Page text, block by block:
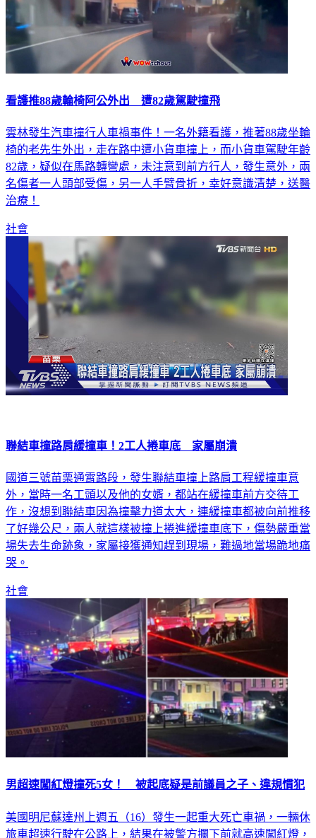
看護推88歲輪椅阿公外出 遭82歲駕駛撞飛
雲林發生汽車撞行人車禍事件！一名外籍看護，推著88歲坐輪
椅的老先生外出，走在路中遭小貨車撞上，而小貨車駕駛年齡
82歲，疑似在馬路轉彎處，未注意到前方行人，發生意外，兩
名傷者一人頭部受傷，另一人手臂骨折，幸好意識清楚，送醫
治療！
社會
聯結車撞路肩緩撞車！2工人捲車底 家屬崩潰
國道三號苗栗通霄路段，發生聯結車撞上路肩工程緩撞車意
外，當時一名工頭以及他的女婿，都站在緩撞車前方交待工
作，沒想到聯結車因為撞擊力道太大，連緩撞車都被向前推移
了好幾公尺，兩人就這樣被撞上捲進緩撞車底下，傷勢嚴重當
場失去生命跡象，家屬接獲通知趕到現場，難過地當場跪地痛
哭。
社會
男超速闖紅燈撞死5女！ 被起底疑是前議員之子、違規慣犯
美國明尼蘇達州上週五（16）發生一起重大死亡車禍，一輛休
旅車超速行駛在公路上，結果在被警方攔下前就高速闖紅燈，